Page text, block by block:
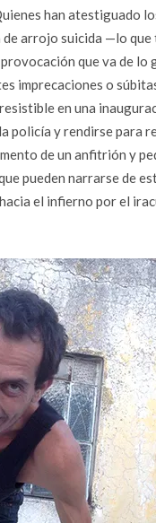
han atestiguado
arrojo suicida —lo
que va de lo
imprecaciones o
en una
policía y rendirse para
de un anfitrión y
pueden narrarse de
el infierno por el